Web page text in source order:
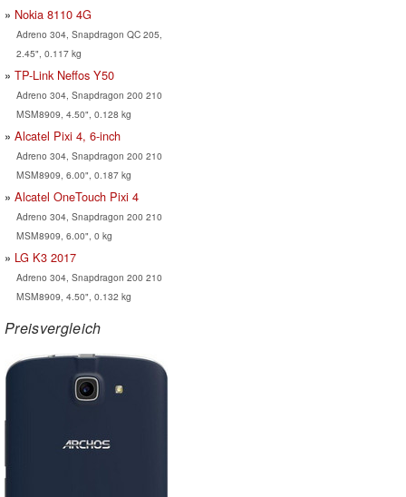
Nokia 8110 4G
Adreno 304, Snapdragon QC 205,
2.45", 0.117 kg
TP-Link Neffos Y50
Adreno 304, Snapdragon 200 210
MSM8909, 4.50", 0.128 kg
Alcatel Pixi 4, 6-inch
Adreno 304, Snapdragon 200 210
MSM8909, 6.00", 0.187 kg
Alcatel OneTouch Pixi 4
Adreno 304, Snapdragon 200 210
MSM8909, 6.00", 0 kg
LG K3 2017
Adreno 304, Snapdragon 200 210
MSM8909, 4.50", 0.132 kg
Preisvergleich